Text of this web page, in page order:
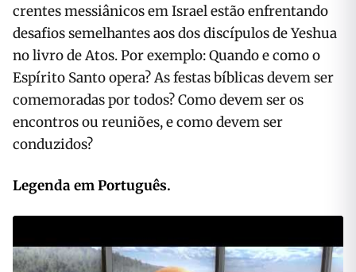
crentes messiânicos em Israel estão enfrentando
desafios semelhantes aos dos discípulos de Yeshua
no livro de Atos. Por exemplo: Quando e como o
Espírito Santo opera? As festas bíblicas devem ser
comemoradas por todos? Como devem ser os
encontros ou reuniões, e como devem ser
conduzidos?
Legenda em Português.